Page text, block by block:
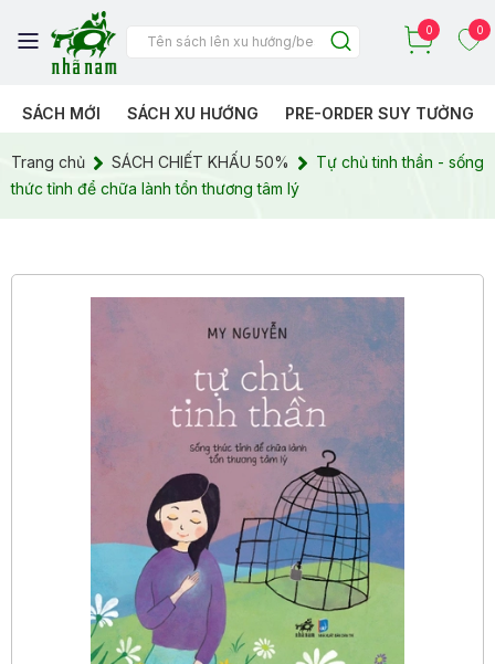
0 0
SÁCH MỚI SÁCH XU HƯỚNG PRE-ORDER SUY TƯỞNG
Trang chủ SÁCH CHIẾT KHẤU 50%
Tự chủ tinh thần - sống
thức tỉnh để chữa lành tổn thương tâm lý